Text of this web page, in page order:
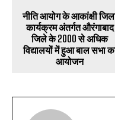
नीति आयोग के आकांक्षी
कार्यक्रम अंतर्गत औरंगाबाद
जिले के 2000 से अधिक
विद्यालयों में हुआ बाल सभा
आयोजन